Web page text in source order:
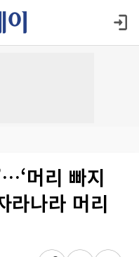
머리 빠지
라나라 머리